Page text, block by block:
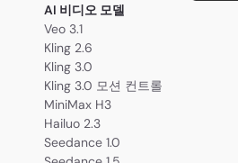
AI 비디오 모델
Veo 3.1
Kling 2.6
Kling 3.0
Kling 3.0 모션 컨트롤
MiniMax H3
Hailuo 2.3
Seedance 1.0